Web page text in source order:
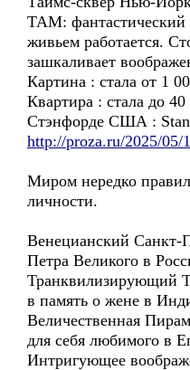
TAM:
живьем работаетcя.
зашкаливает
Картина : стала от 1
Квартира : стала до
Стэнфордe США :
http://proza.ru/2025/05/
Миром нередко
личности.
Венецианский Санкт-
Петра Великого в
Транквилизирующий
в память о жене в
Величественная
для себя любимого в
Интригующее